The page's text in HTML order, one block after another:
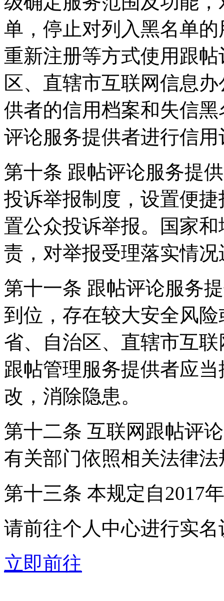
单，停止对列入黑名单
重新注册等方式使用跟
区、直辖市互联网信息
供者的信用档案和失信
评论服务提供者进行信用
第十条 跟帖评论服务提
投诉举报制度，设置便
置公众投诉举报。国家
责，对举报受理落实情
第十一条 跟帖评论服务
到位，存在较大安全风
省、自治区、直辖市互
跟帖管理服务提供者应
改，消除隐患。
第十二条 互联网跟帖评
有关部门依照相关法律
第十三条 本规定自2017
请前往个人中心进行实名
立即前往